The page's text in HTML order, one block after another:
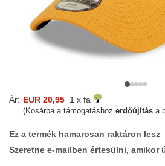
Ár: EUR 20,95 1 x fa
(Kosárba a támogatáshoz erdőújítás a
Ez a termék hamarosan raktáron lesz
Szeretne e-mailben értesülni, amikor